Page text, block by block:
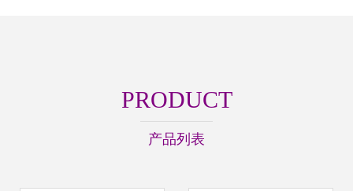
PRODUCT
产品列表